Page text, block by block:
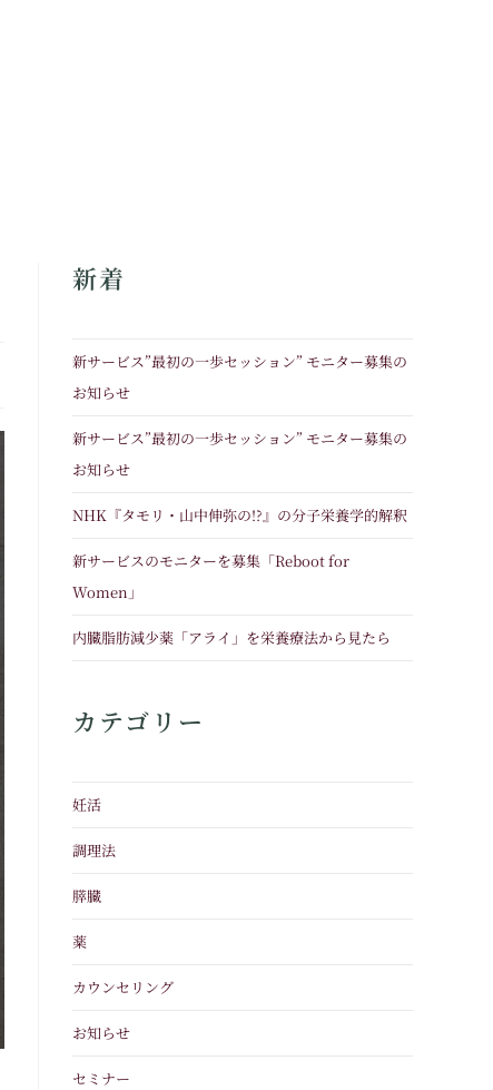
新着
新サービス”最初の一歩セッション” モニター募集の
お知らせ
新サービス”最初の一歩セッション” モニター募集の
お知らせ
NHK『タモリ・山中伸弥の!?』の分子栄養学的解釈
新サービスのモニターを募集「Reboot for
Women」
内臓脂肪減少薬「アライ」を栄養療法から見たら
カテゴリー
妊活
調理法
膵臓
薬
カウンセリング
お知らせ
セミナー